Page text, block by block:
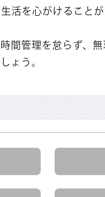
活を心がけることが
間管理を怠らず、
ょう。